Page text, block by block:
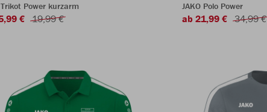
Trikot Power kurzarm
€ 19,99 €
JAKO Polo Power
ab 21,99 € 34,99 €